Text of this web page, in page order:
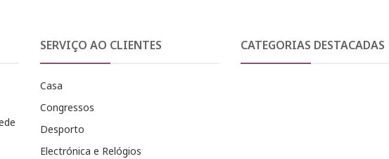
SERVIÇO AO CLIENTES
Casa
Congressos
Desporto
Electrónica e Relógios
CATEGORIAS DESTACADAS